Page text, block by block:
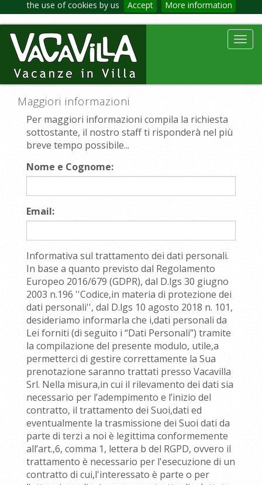
the use of cookies by us Accept More information
Maggiori informazioni
Per maggiori informazioni compila la richiesta
sottostante, il nostro staff ti risponderà nel più
breve tempo possibile...
Nome e Cognome:
Email:
Informativa sul trattamento dei dati personali.
In base a quanto previsto dal Regolamento
Europeo 2016/679 (GDPR), dal D.lgs 30 giugno
2003 n.196 ''Codice,in materia di protezione dei
dati personali'', dal D.lgs 10 agosto 2018 n. 101,
desideriamo informarla che i,dati personali da
Lei forniti (di seguito i “Dati Personali”) tramite
la compilazione del presente modulo, utile,a
permetterci di gestire correttamente la Sua
prenotazione saranno trattati presso Vacavilla
Srl. Nella misura,in cui il rilevamento dei dati sia
necessario per l’adempimento e l’inizio del
contratto, il trattamento dei Suoi,dati ed
eventualmente la trasmissione dei Suoi dati da
parte di terzi a noi è legittima conformemente
all’art.,6, comma 1, lettera b del RGPD, ovvero il
trattamento è necessario per l'esecuzione di un
contratto di cui,l'interessato è parte o per